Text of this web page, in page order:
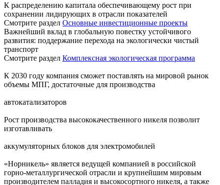
К распределению капитала обеспечивающему рост при
сохранении лидирующих в отрасли показателей
Смотрите раздел Основные инвестиционные проекты
Важнейший вклад в глобальную повестку устойчивого
развития: поддержание перехода на экологически чистый
транспорт
Смотрите раздел Комплексная экологическая программа
К 2030 году компания сможет поставлять на мировой рынок
объемы МПГ, достаточные для производства
автокатализаторов
Рост производства высококачественного никеля позволит
изготавливать
аккумуляторных блоков для электромобилей
«Норникель» является ведущей компанией в российской
горно-металлургической отрасли и крупнейшим мировым
производителем палладия и высокосортного никеля, а также